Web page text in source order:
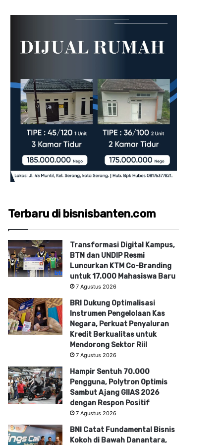
Terbaru di bisnisbanten.com
Transformasi Digital Kampus,
BTN dan UNDIP Resmi
Luncurkan KTM Co-Branding
untuk 17.000 Mahasiswa Baru
7 Agustus 2026
BRI Dukung Optimalisasi
Instrumen Pengelolaan Kas
Negara, Perkuat Penyaluran
Kredit Berkualitas untuk
Mendorong Sektor Riil
7 Agustus 2026
Hampir Sentuh 70.000
Pengguna, Polytron Optimis
Sambut Ajang GIIAS 2026
dengan Respon Positif
7 Agustus 2026
BNI Catat Fundamental Bisnis
Kokoh di Bawah Danantara,